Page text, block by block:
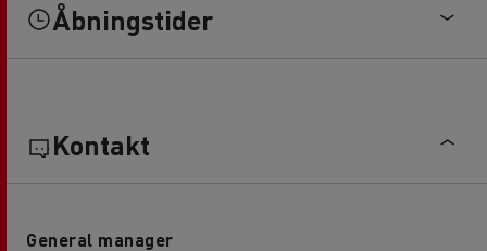
Åbningstider
Kontakt
General manager